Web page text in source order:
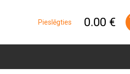
Pieslēgties 0.00 €